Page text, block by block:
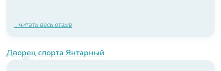
.. читать весь отзыв
Дворец спорта Янтарный